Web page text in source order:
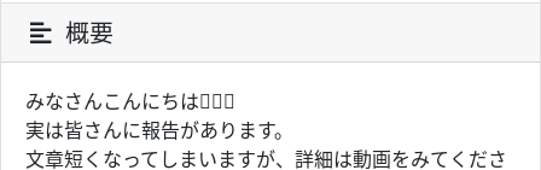
概要
みなさんこんにちは🙇🏽‍♂️
実は皆さんに報告があります。
文章短くなってしまいますが、詳細は動画をみてくださ